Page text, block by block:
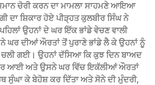
ਚੋਰੀ ਕਰਨ ਦਾ ਮਾਮਲਾ ਸਾਹਮਣੇ ਆਇਆ
ਦਾ ਸ਼ਿਕਾਰ ਹੋਏ ਪੀੜ੍ਹਤ ਕੁਲਬੀਰ ਸਿੰਘ ਨੇ
ਉਹਨਾਂ ਦੇ ਘਰ ਇੱਕ ਭਾਂਡੇ ਵੇਚਣ ਵਾਲੀ
ਦੀਆਂ ਔਰਤਾਂ ਤੋਂ ਪੁਰਾਣੇ ਭਾਂਡੇ ਲੈ ਕੇ ਉਹਨਾਂ ਨੂੰ
ਗਈ। ਉਹਨਾਂ ਦੱਸਿਆ ਕਿ ਕੁਝ ਦਿਨ ਬਾਅਦ
ਆਈ ਅਤੇ ਉਸਨੇ ਘਰ ਵਿੱਚ ਇਕੱਲੀਆਂ ਔਰਤਾਂ
ਸੁੰਘਾ ਕੇ ਬੇਹੋਸ਼ ਕਰ ਦਿੱਤਾ ਅਤੇ ਸੋਨੇ ਦੀ ਮੁੰਦਰੀ,